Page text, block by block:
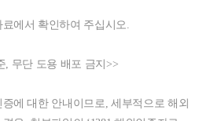
에서 확인하여 주십시오.
, 무단 도용 배포 금지>>
에 대한 안내이므로, 세부적으로 해외